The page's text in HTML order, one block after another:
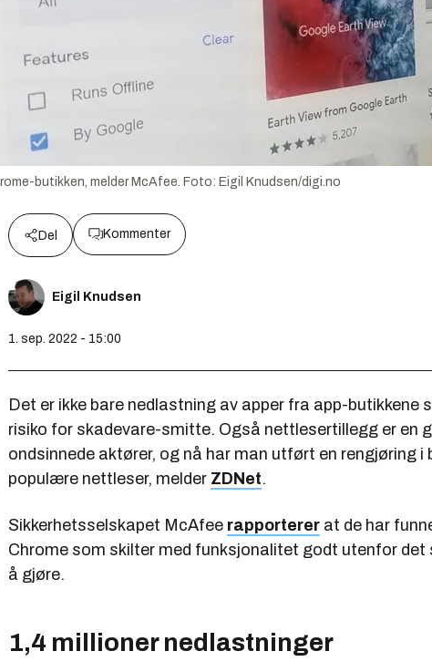
butikken, melder McAfee. Foto: Eigil Knudsen/digi.no
Del Kommenter
Eigil Knudsen
1. sep. 2022 - 15:00
Det er ikke bare nedlastning av apper fra app-butikkene
risiko for skadevare-smitte. Også nettlesertillegg er en
ondsinnede aktører, og nå har man utført en rengjøring i
populære nettleser, melder ZDNet.
Sikkerhetsselskapet McAfee rapporterer at de har
Chrome som skilter med funksjonalitet godt utenfor det
å gjøre.
1,4 millioner nedlastninger